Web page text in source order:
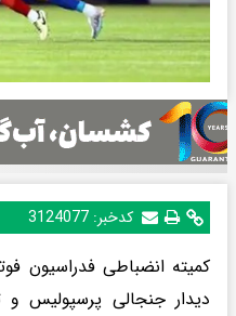
کدخبر: 3124077
کمیته انضباطی فدراسیون
دیدار جنجالی پرسپولیس و